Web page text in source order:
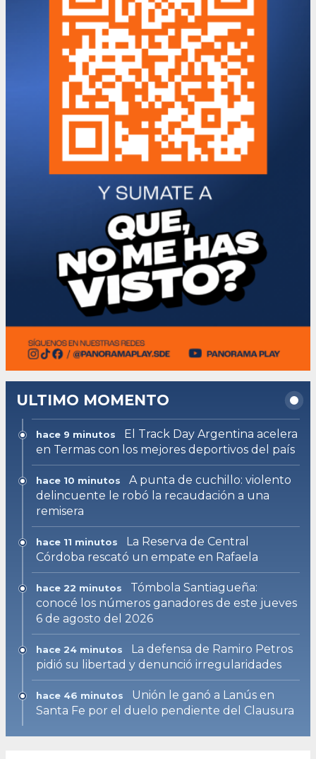
ULTIMO MOMENTO
hace 9 minutos
El Track Day Argentina acelera
en Termas con los mejores deportivos del país
hace 10 minutos
A punta de cuchillo: violento
delincuente le robó la recaudación a una
remisera
hace 11 minutos
La Reserva de Central
Córdoba rescató un empate en Rafaela
hace 22 minutos
Tómbola Santiagueña:
conocé los números ganadores de este jueves
6 de agosto del 2026
hace 24 minutos
La defensa de Ramiro Petros
pidió su libertad y denunció irregularidades
hace 46 minutos
Unión le ganó a Lanús en
Santa Fe por el duelo pendiente del Clausura